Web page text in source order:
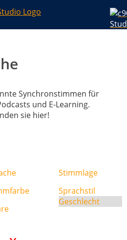
Synchronstimmen für
und E-Learning.
sie hier!